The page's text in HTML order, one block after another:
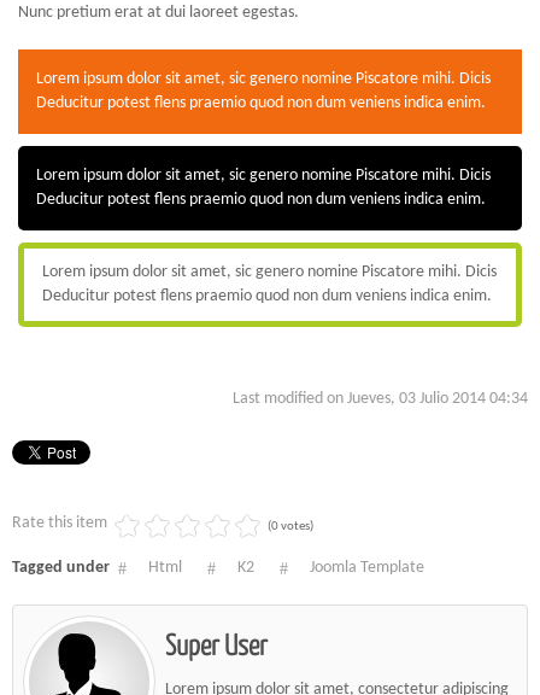
Nunc pretium erat at dui laoreet egestas.
Lorem ipsum dolor sit amet, sic genero nomine Piscatore mihi. Dicis
Deducitur potest flens praemio quod non dum veniens indica enim.
Lorem ipsum dolor sit amet, sic genero nomine Piscatore mihi. Dicis
Deducitur potest flens praemio quod non dum veniens indica enim.
Lorem ipsum dolor sit amet, sic genero nomine Piscatore mihi. Dicis
Deducitur potest flens praemio quod non dum veniens indica enim.
Last modified on Jueves, 03 Julio 2014 04:34
Rate this item (0 votes)
Tagged under Html K2 Joomla Template
Super User
Lorem ipsum dolor sit amet, consectetur adipiscing